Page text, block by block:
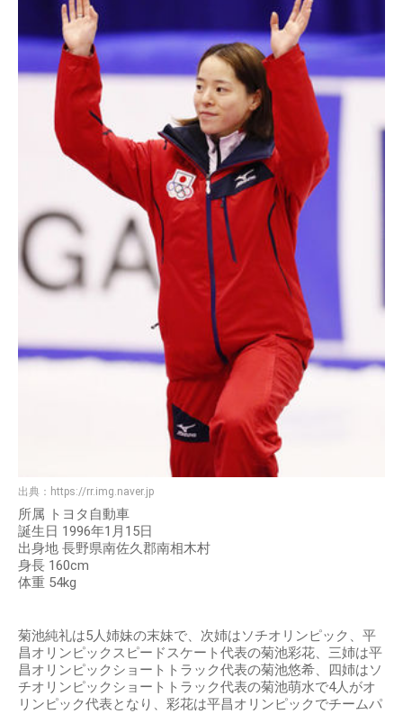
出典： https://rr.img.naver.jp
所属 トヨタ自動車
誕生日 1996年1月15日
出身地 長野県南佐久郡南相木村
身長 160cm
体重 54kg
菊池純礼は5人姉妹の末妹で、次姉はソチオリンピック、平
昌オリンピックスピードスケート代表の菊池彩花、三姉は平
昌オリンピックショートトラック代表の菊池悠希、四姉はソ
チオリンピックショートトラック代表の菊池萌水で4人がオ
リンピック代表となり、彩花は平昌オリンピックでチームパ